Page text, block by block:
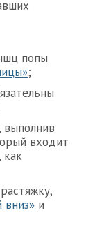
попы
;
входит
вниз» и